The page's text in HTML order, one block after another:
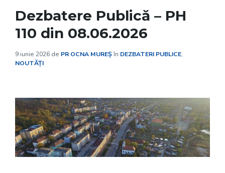
Dezbatere Publică – PH
110 din 08.06.2026
9 iunie 2026 de PR OCNA MUREȘîn DEZBATERI PUBLICE,
NOUTĂȚI